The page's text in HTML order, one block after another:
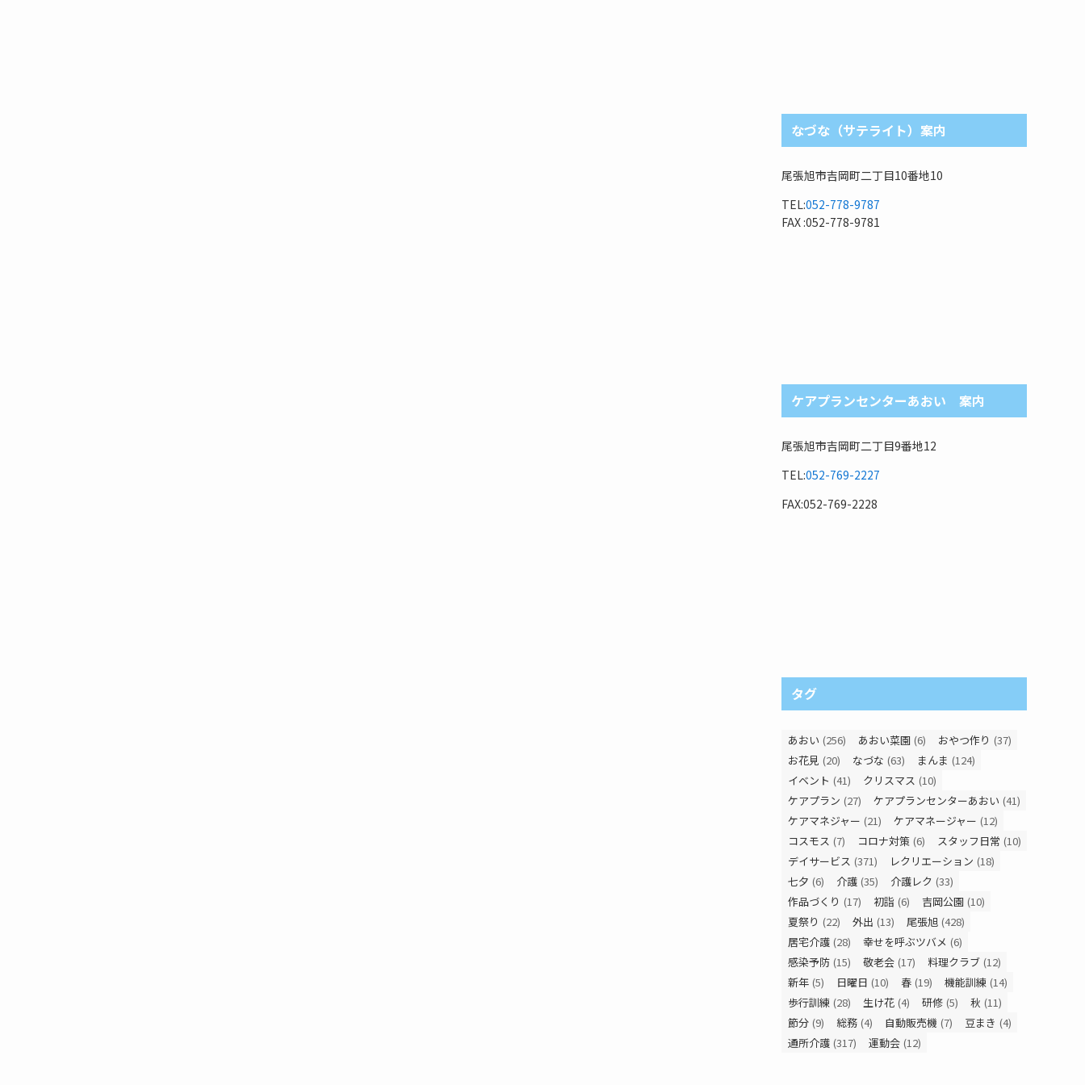
なづな（サテライト）案内
尾張旭市吉岡町二丁目10番地10
TEL:052-778-9787
FAX :052-778-9781
ケアプランセンターあおい 案内
尾張旭市吉岡町二丁目9番地12
TEL:052-769-2227
FAX:052-769-2228
タグ
あおい (256) あおい菜園 (6) おやつ作り (37)
お花見 (20) なづな (63) まんま (124)
イベント (41) クリスマス (10)
ケアプラン (27) ケアプランセンターあおい (41)
ケアマネジャー (21) ケアマネージャー (12)
コスモス (7) コロナ対策 (6) スタッフ日常 (10)
デイサービス (371) レクリエーション (18)
七夕 (6) 介護 (35) 介護レク (33)
作品づくり (17) 初詣 (6) 吉岡公園 (10)
夏祭り (22) 外出 (13) 尾張旭 (428)
居宅介護 (28) 幸せを呼ぶツバメ (6)
感染予防 (15) 敬老会 (17) 料理クラブ (12)
新年 (5) 日曜日 (10) 春 (19) 機能訓練 (14)
歩行訓練 (28) 生け花 (4) 研修 (5) 秋 (11)
節分 (9) 総務 (4) 自動販売機 (7) 豆まき (4)
通所介護 (317) 運動会 (12)